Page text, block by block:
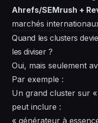
Ahrefs/SEMrush +
marchés
Quand les clusters
les diviser ?
Oui, mais seulement
Par exemple :
Un grand cluster sur
peut inclure :
« générateur à